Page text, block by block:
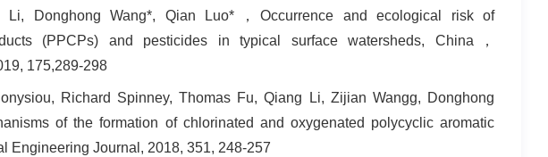
Donghong Wang*, Qian Luo*，Occurrence and ecological risk of
(PPCPs) and pesticides in typical surface watersheds, China，
175,289-298
Richard Spinney, Thomas Fu, Qiang Li, Zijian Wangg, Donghong
of the formation of chlorinated and oxygenated polycyclic aromatic
Engineering Journal, 2018, 351, 248-257